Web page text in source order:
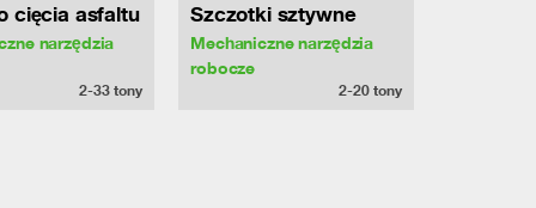
cięcia asfaltu
narzędzia
2-33tony
Szczotki sztywne
Mechaniczne narzędzia
robocze
2-20 tony